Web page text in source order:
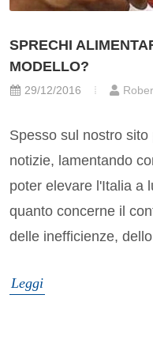
SPRECHI
MODELLO?
29/12/2016
Spesso sul nostro
notizie, lamentando
poter elevare l'Italia a
quanto concerne il
delle inefficienze,
Leggi